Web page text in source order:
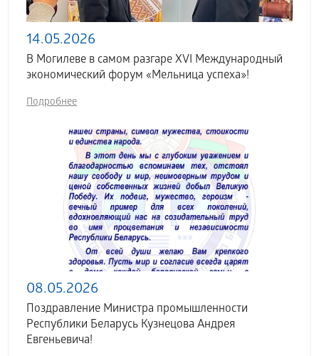
14.05.2026
В Могилеве в самом разгаре XVI Международный
экономический форум «Мельница успеха»!
Подробнее
08.05.2026
Поздравление Министра промышленности
Республики Беларусь Кузнецова Андрея
Евгеньевича!